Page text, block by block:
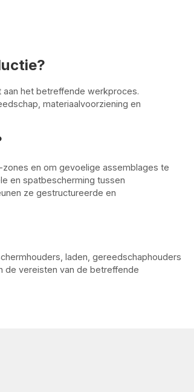
het betreffende werkproces.
materiaalvoorziening en
en om gevoelige assemblages te
en spatbescherming tussen
ze gestructureerde en
laden, gereedschaphouders
de vereisten van de betreffende